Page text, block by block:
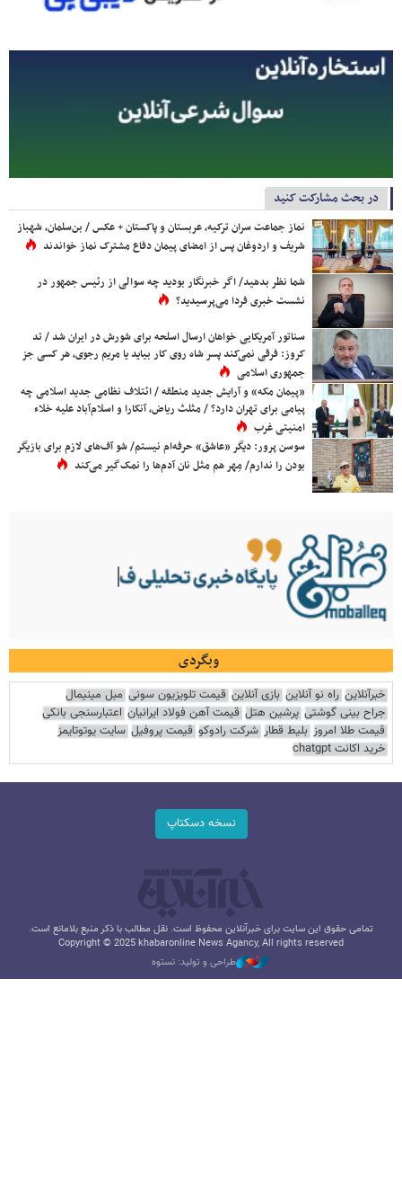
در بحث مشارکت کنید
نماز جماعت سران ترکیه، عربستان و پاکستان + عکس / بن‌سلمان، شهباز
شریف و اردوغان پس از امضای پیمان دفاع مشترک نماز خواندند
شما نظر بدهید/ اگر خبرنگار بودید چه سوالی از رئیس جمهور در
نشست خبری فردا می‌پرسیدید؟
سناتور آمریکایی خواهان ارسال اسلحه برای شورش در ایران شد / تد
کروز: فرقی نمی‌کند پسر شاه روی کار بیاید یا مریم رجوی، هر کسی جز
جمهوری اسلامی
«پیمان مکه» و آرایش جدید منطقه / ائتلاف نظامی جدید اسلامی چه
پیامی برای تهران دارد؟ / مثلث ریاض، آنکارا و اسلام‌آباد علیه خلاء
امنیتی غرب
سوسن پرور: دیگر «عاشق» حرفه‌ام نیستم/ شو آف‌های لازم برای بازیگر
بودن را ندارم/ مِهر هم مثل نان آدم‌ها را نمک‌گیر می‌کند
وبگردی
خبرآنلاین راه نو آنلاین بازی آنلاین قیمت تلویزیون سونی مبل مینیمال
جراح بینی گوشتی پرشین هتل قیمت آهن فولاد ایرانیان اعتبارسنجی بانکی
قیمت طلا امروز بلیط قطار شرکت رادوکو قیمت پروفیل سایت یوتوتایمز
خرید اکانت chatgpt
نسخه دسکتاپ
تمامی حقوق این سایت برای خبرآنلاین محفوظ است. نقل مطالب با ذکر منبع بلامانع است.
Copyright © 2025 khabaronline News Agancy, All rights reserved
طراحی و تولید: نستوه